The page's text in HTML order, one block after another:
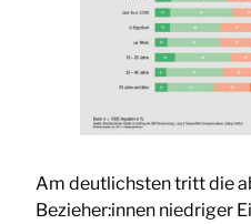
Am deutlichsten tritt die
Bezieher:innen niedriger